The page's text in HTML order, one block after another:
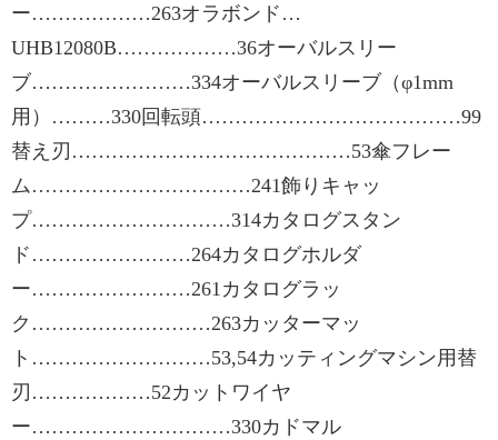
ー………………263オラボンド…
UHB12080B………………36オーバルスリー
ブ……………………334オーバルスリーブ（φ1mm
用）………330回転頭…………………………………99
替え刃……………………………………53傘フレー
ム……………………………241飾りキャッ
プ…………………………314カタログスタン
ド……………………264カタログホルダ
ー……………………261カタログラッ
ク………………………263カッターマッ
ト………………………53,54カッティングマシン用替
刃………………52カットワイヤ
ー…………………………330カドマル